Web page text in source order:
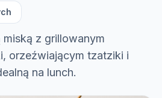
z grillowanym
orzeźwiającym tzatziki i
na lunch.